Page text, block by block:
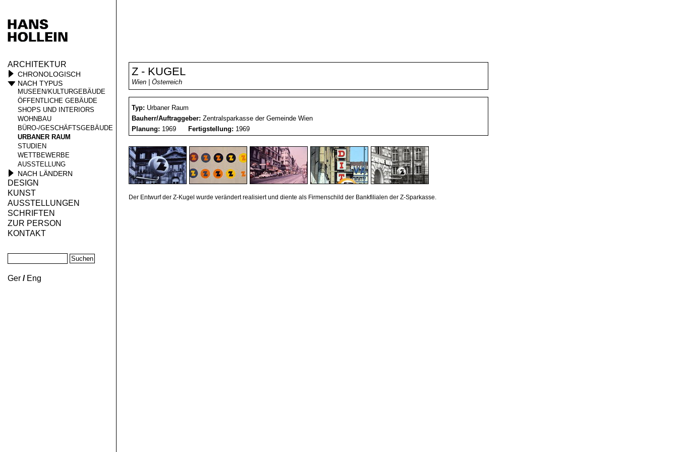
ARCHITEKTUR
CHRONOLOGISCH
NACH TYPUS
MUSEEN/KULTURGEBÄUDE
ÖFFENTLICHE GEBÄUDE
SHOPS UND INTERIORS
WOHNBAU
BÜRO-/GESCHÄFTSGEBÄUDE
URBANER RAUM
STUDIEN
WETTBEWERBE
AUSSTELLUNG
NACH LÄNDERN
DESIGN
KUNST
AUSSTELLUNGEN
SCHRIFTEN
ZUR PERSON
KONTAKT
Ger / Eng
Z - KUGEL
Wien | Österreich
Typ: Urbaner Raum
Bauherr/Auftraggeber: Zentralsparkasse der Gemeinde Wien
Planung: 1969 Fertigstellung: 1969
Der Entwurf der Z-Kugel wurde verändert realisiert und diente als Firmenschild der Bankfilialen der Z-Sparkasse.